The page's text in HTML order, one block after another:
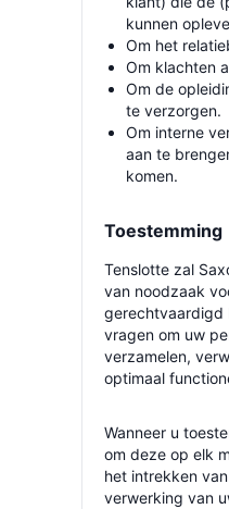
kunnen
Om het
Om klachten
Om de
te verzorgen.
Om interne
aan te
komen.
Toestemming
Tenslotte zal
van noodzaak
gerechtvaardigd
vragen om uw
verzamelen,
optimaal
Wanneer u
om deze op elk
het intrekken
verwerking van